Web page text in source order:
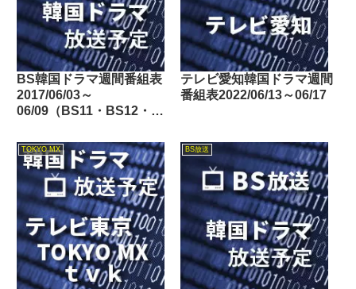
BS韓国ドラマ週間番組表
2017/06/03～
06/09（BS11・BS12・
テレビ愛知韓国ドラマ週間
番組表2022/06/13～06/17
TOKYO MX BS放送